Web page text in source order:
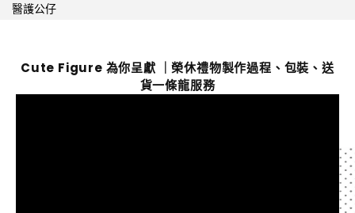
醫護公仔
Cute Figure 為你呈獻 ｜榮休禮物製作過程、包裝、送
貨一條龍服務